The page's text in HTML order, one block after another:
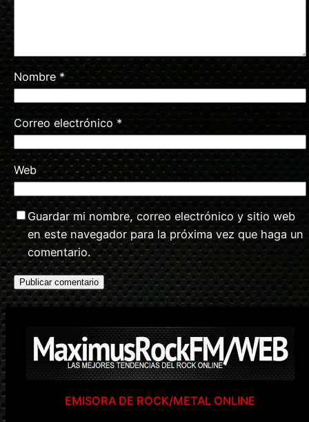
Nombre *
Correo electrónico *
Web
Guardar mi nombre, correo electrónico y sitio web
en este navegador para la próxima vez que haga un
comentario.
EMISORA DE ROCK/METAL ONLINE